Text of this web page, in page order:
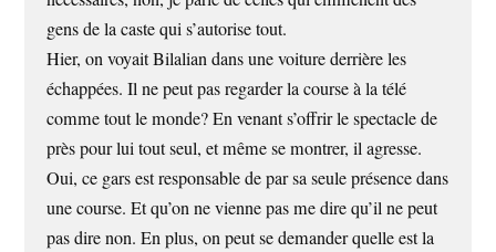
gens de la caste qui s’autorise tout.
Hier, on voyait Bilalian dans une voiture derrière les
échappées. Il ne peut pas regarder la course à la télé
comme tout le monde? En venant s’offrir le spectacle de
près pour lui tout seul, et même se montrer, il agresse.
Oui, ce gars est responsable de par sa seule présence dans
une course. Et qu’on ne vienne pas me dire qu’il ne peut
pas dire non. En plus, on peut se demander quelle est la